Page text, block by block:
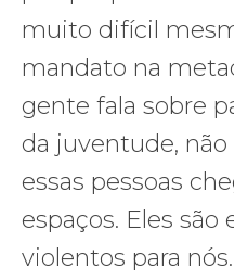
muito difícil
mandato na
gente fala sobre
da juventude,
essas pessoas
espaços. Eles
violentos para